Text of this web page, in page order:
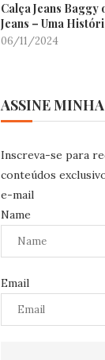
Calça Jeans Baggy
Jeans – Uma
06/11/2024
ASSINE
Inscreva-se para
conteúdos
e-mail
Name
Email